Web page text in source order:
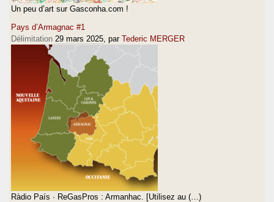
Un peu d’art sur Gasconha.com !
Pays d’Armagnac #1
Délimitation 29 mars 2025 , par Tederic MERGER
Ràdio País · ReGasPros : Armanhac. [Utilisez au (…)